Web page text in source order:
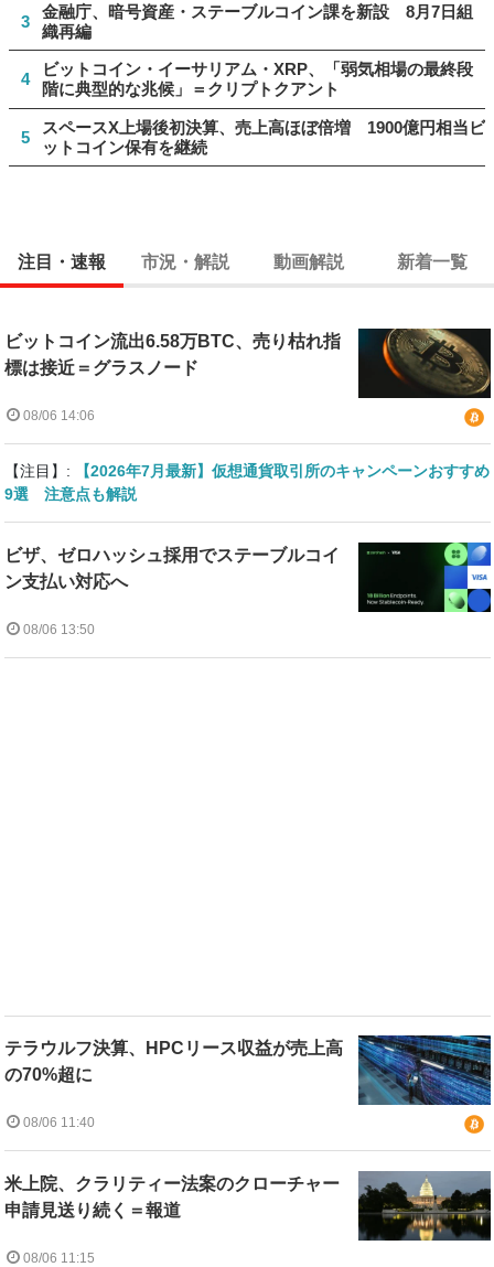
3
金融庁、暗号資産・ステーブルコイン課を新設 8月7日組
織再編
4
ビットコイン・イーサリアム・XRP、「弱気相場の最終段
階に典型的な兆候」＝クリプトクアント
5
スペースX上場後初決算、売上高ほぼ倍増 1900億円相当ビ
ットコイン保有を継続
注目・速報 市況・解説 動画解説 新着一覧
ビットコイン流出6.58万BTC、売り枯れ指
標は接近＝グラスノード
08/06 14:06
【注目】:
【2026年7月最新】仮想通貨取引所のキャンペーンおすすめ
9選 注意点も解説
ビザ、ゼロハッシュ採用でステーブルコイ
ン支払い対応へ
08/06 13:50
テラウルフ決算、HPCリース収益が売上高
の70%超に
08/06 11:40
米上院、クラリティー法案のクローチャー
申請見送り続く＝報道
08/06 11:15